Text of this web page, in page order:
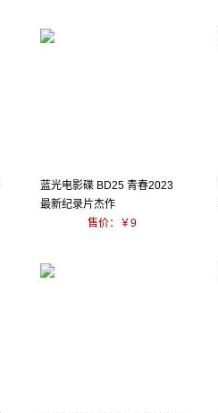
蓝光电影碟 BD25 青春2023
最新纪录片杰作
售价：￥9